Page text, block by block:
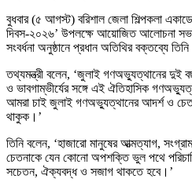
বুধবার (৫ আগস্ট) বরিশাল জেলা শিল্পকলা
দিবস-২০২৬’ উপলক্ষে আয়োজিত আলোচনা সভা
সংবর্ধনা অনুষ্ঠানে প্রধান অতিথির বক্তব্যে
তথ্যমন্ত্রী বলেন, ‘জুলাই গণঅভ্যুত্থানের দুই
ও ভাবগাম্ভীর্যের সঙ্গে এই ঐতিহাসিক
আমরা চাই জুলাই গণঅভ্যুত্থানের আদর্শ ও
থাকুক।’
তিনি বলেন, ‘হাজারো মানুষের আত্মত্যাগ,
চেতনাকে যেন কোনো অপশক্তি ভুল পথে
সচেতন, ঐক্যবদ্ধ ও সজাগ থাকতে হবে।’